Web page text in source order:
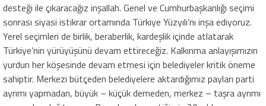
desteği ile çıkaracağız inşallah. Genel ve Cumhurbaşkanlığı seçimi
sonrası siyasi istikrar ortamında Türkiye Yüzyılı’nı inşa ediyoruz.
Yerel seçimleri de birlik, beraberlik, kardeşlik içinde atlatarak
Türkiye’nin yürüyüşünü devam ettireceğiz. Kalkınma anlayışımızın
yurdun her köşesinde devam etmesi için belediyeler kritik öneme
sahiptir. Merkezi bütçeden belediyelere aktardığımız payları parti
ayrımı yapmadan, büyük – küçük demeden, merkez – taşra ayrımı